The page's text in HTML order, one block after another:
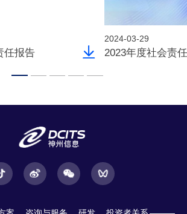
任报告
2024-03-29
2023年度社会责